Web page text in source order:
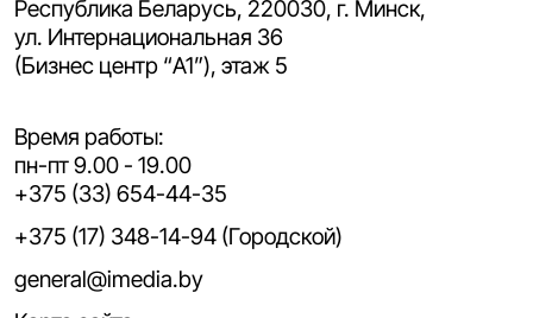
Республика Беларусь, 220030, г. Минск,
ул. Интернациональная 36
(Бизнес центр “A1”), этаж 5
Время работы:
пн-пт 9.00 - 19.00
+375 (33) 654-44-35
+375 (17) 348-14-94 (Городской)
general@imedia.by